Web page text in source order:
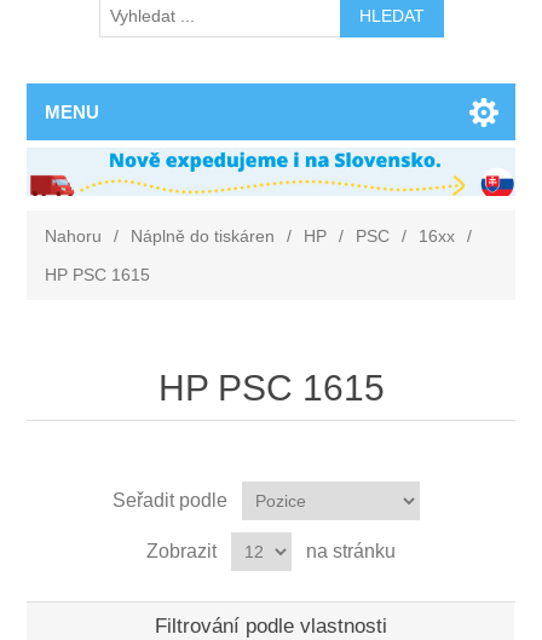
MENU
Nahoru / Náplně do tiskáren / HP / PSC / 16xx
/
HP PSC 1615
HP PSC 1615
Seřadit podle
Zobrazit na stránku
Filtrování podle vlastnosti